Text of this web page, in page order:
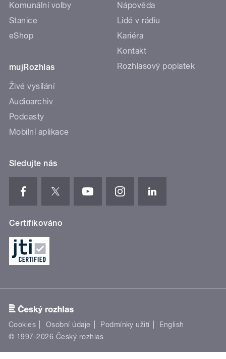
Komunální volby
Stanice
eShop
mujRozhlas
Živé vysílání
Audioarchiv
Podcasty
Mobilní aplikace
Nápověda
Lidé v rádiu
Kariéra
Kontakt
Rozhlasový poplatek
Sledujte nás
Certifikováno
Cookies Osobní údaje Podmínky užití
English
© 1997-2026 Český rozhlas